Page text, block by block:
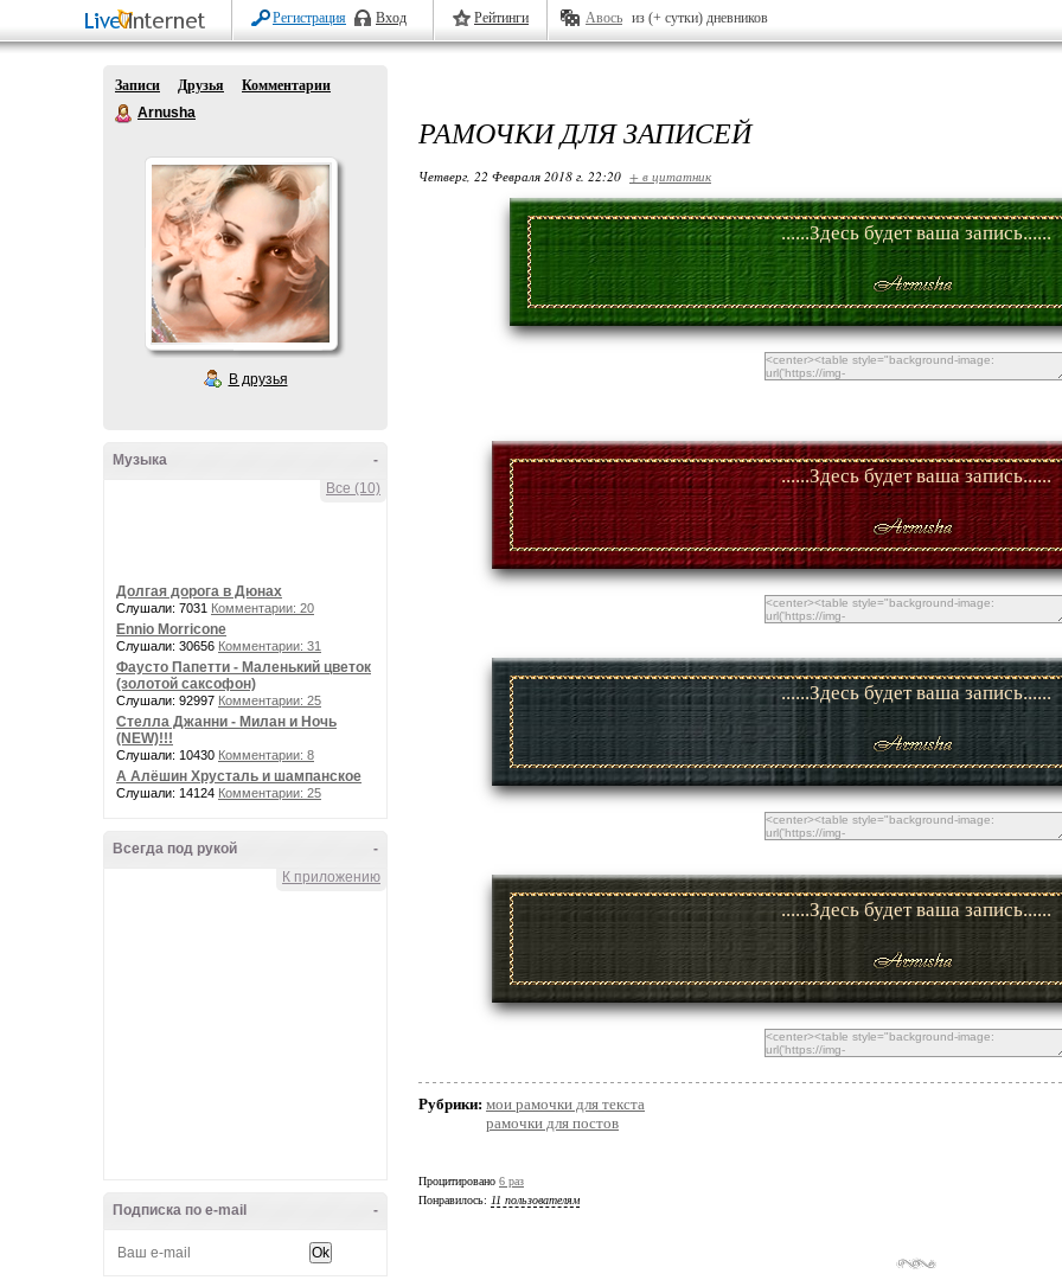
Регистрация Вход Рейтинги Авось из (+ сутки) дневников
Записи Друзья
Комментарии
Arnusha
В друзья
-
Музыка
Все (10)
Долгая дорога в Дюнах
Слушали: 7031 Комментарии: 20
Ennio Morricone
Слушали: 30656 Комментарии: 31
Фаусто Папетти - Маленький цветок
(золотой саксофон)
Слушали: 92997 Комментарии: 25
Стелла Джанни - Милан и Ночь
(NEW)!!!
Слушали: 10430 Комментарии: 8
А Алёшин Хрусталь и шампанское
Слушали: 14124 Комментарии: 25
-
Всегда под рукой
К приложению
-
Подписка по e-mail
РАМОЧКИ ДЛЯ ЗАПИСЕЙ
Четверг, 22 Февраля 2018 г. 22:20 + в цитатник
......Здесь будет ваша запись......
......Здесь будет ваша запись......
......Здесь будет ваша запись......
......Здесь будет ваша запись......
Рубрики: мои рамочки для текста
рамочки для постов
Процитировано 6 раз
Понравилось: 11 пользователям